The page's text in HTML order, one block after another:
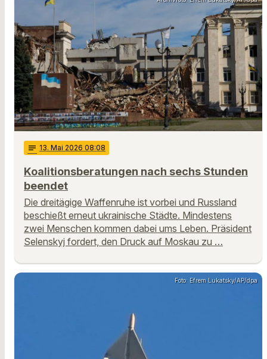
notes 13. Mai 2026 08:08
Koalitionsberatungen nach sechs Stunden
beendet
Die dreitägige Waffenruhe ist vorbei und Russland
beschießt erneut ukrainische Städte. Mindestens
zwei Menschen kommen dabei ums Leben. Präsident
Selenskyj fordert, den Druck auf Moskau zu …
Foto: Efrem Lukatsky/AP/dpa